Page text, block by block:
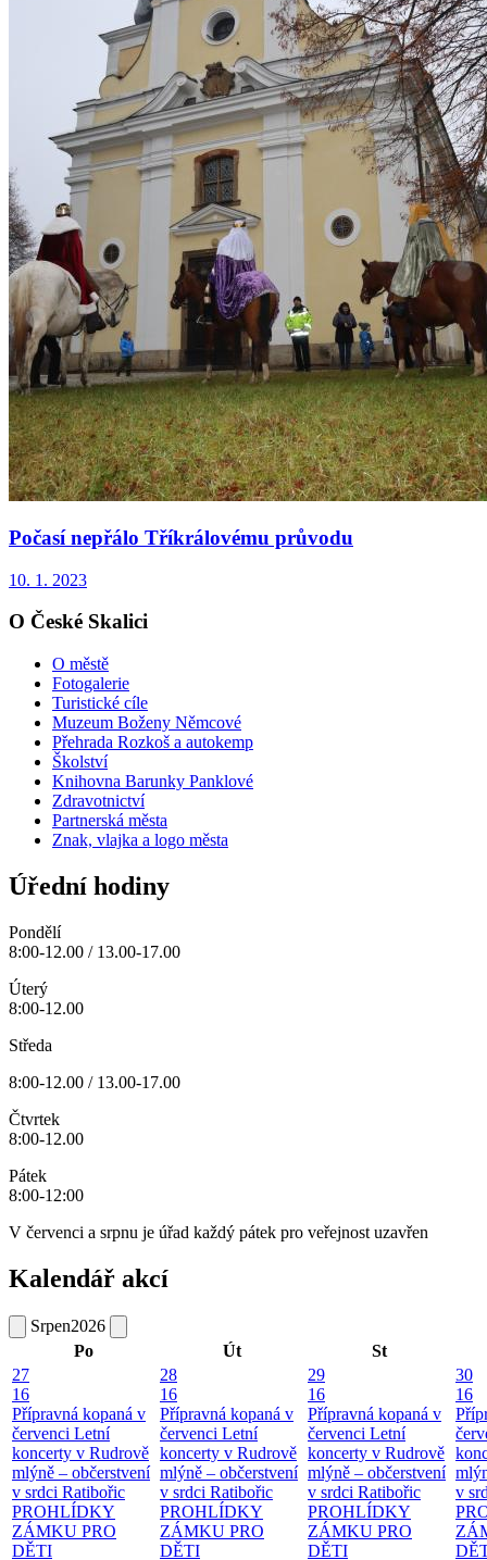
Počasí nepřálo Tříkrálovému průvodu
10. 1. 2023
O České Skalici
O městě
Fotogalerie
Turistické cíle
Muzeum Boženy Němcové
Přehrada Rozkoš a autokemp
Školství
Knihovna Barunky Panklové
Zdravotnictví
Partnerská města
Znak, vlajka a logo města
Úřední hodiny
Pondělí
8:00-12.00 / 13.00-17.00
Úterý
8:00-12.00
Středa
8:00-12.00 / 13.00-17.00
Čtvrtek
8:00-12.00
Pátek
8:00-12:00
V červenci a srpnu je úřad každý pátek pro veřejnost uzavřen
Kalendář akcí
Srpen2026
Po
Út
St
27
16
Přípravná kopaná v
červenci Letní
koncerty v Rudrově
mlýně – občerstvení
v srdci Ratibořic
PROHLÍDKY
ZÁMKU PRO
DĚTI
28
16
Přípravná kopaná v
červenci Letní
koncerty v Rudrově
mlýně – občerstvení
v srdci Ratibořic
PROHLÍDKY
ZÁMKU PRO
DĚTI
29
16
Přípravná kopaná v
červenci Letní
koncerty v Rudrově
mlýně – občerstvení
v srdci Ratibořic
PROHLÍDKY
ZÁMKU PRO
DĚTI
30
16
v